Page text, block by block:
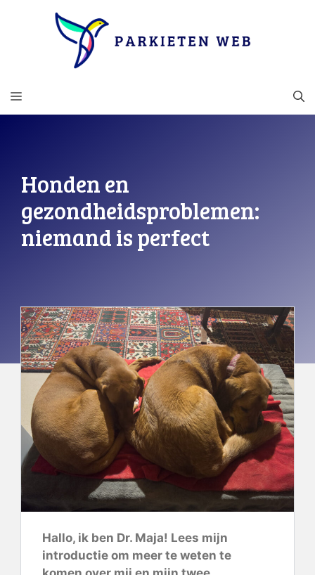
MENU
Honden en
gezondheidsproblemen:
niemand is perfect
Hallo, ik ben Dr. Maja! Lees mijn
introductie om meer te weten te